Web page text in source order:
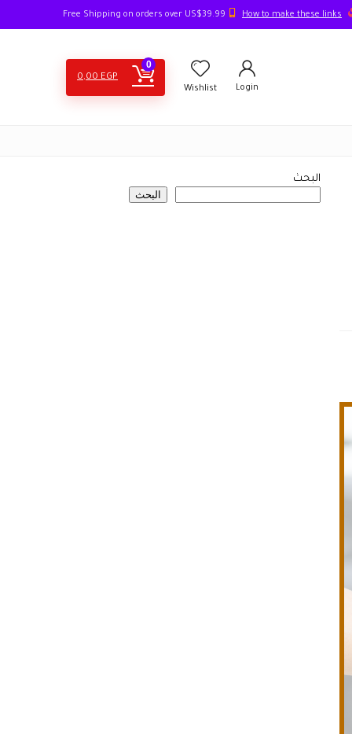
How to make these links
Login
Wishlist
0
0,00 EGP
البحث
البحث